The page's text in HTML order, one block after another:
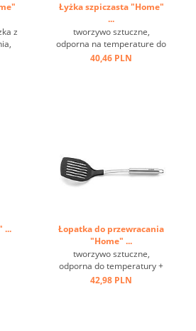
z
Łyżka szpiczasta "Home"
...
tworzywo sztuczne,
odporna na temperature do
+ 220 st.C, stal nierdzewna,
40,46 PLN
...
Łopatka do przewracania
"Home" ...
tworzywo sztuczne,
odporna do temperatury +
220 st.C, stal nierdzewna,
42,98 PLN